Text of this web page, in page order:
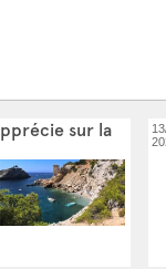
sur la